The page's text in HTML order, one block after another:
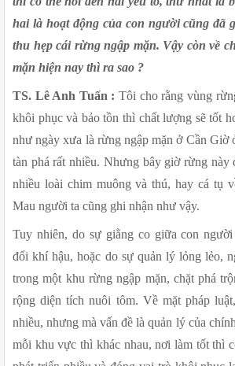
hai là hoạt động của con người cũng đã
thu hẹp cái rừng ngập mặn. Vậy còn về
mặn hiện nay thì ra sao ?
TS. Lê Anh Tuấn : Tôi cho rằng vùng
khôi phục và bảo tồn thì chất lượng sẽ tốt
như ngày xưa là rừng ngập mặn ở Cần Giờ
tàn phá rất nhiều. Nhưng bây giờ rừng này
nhiều loài chim muông và thú, hay cá tụ
Mau người ta cũng ghi nhận như vậy.
Tuy nhiên, do sự giằng co giữa con
đổi khí hậu, hoặc do sự quản lý lỏng lẻo,
trong một khu rừng ngập mặn, chặt phá
rộng diện tích nuôi tôm. Về mặt pháp
nhiều, nhưng mà vấn đề là quản lý của
mỗi khu vực thì khác nhau, nơi làm tốt thì